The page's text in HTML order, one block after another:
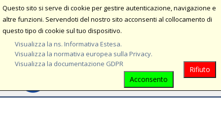
MENU
Questo sito si serve di cookie per gestire autenticazione, navigazione e
altre funzioni. Servendoti del nostro sito acconsenti al collocamento di
questo tipo di cookie sul tuo dispositivo.
Visualizza la ns. Informativa Estesa.
Visualizza la normativa europea sulla Privacy.
Visualizza la documentazione GDPR
Rifiuto
Acconsento